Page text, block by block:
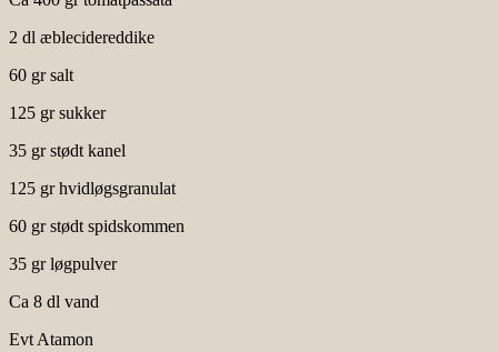
2 dl æblecidereddike
60 gr salt
125 gr sukker
35 gr stødt kanel
125 gr hvidløgsgranulat
60 gr stødt spidskommen
35 gr løgpulver
Ca 8 dl vand
Evt Atamon